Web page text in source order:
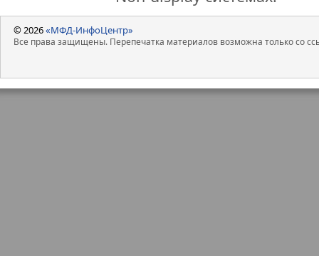
© 2026«МФД-ИнфоЦентр»
Все права защищены. Перепечатка материалов возможна только со